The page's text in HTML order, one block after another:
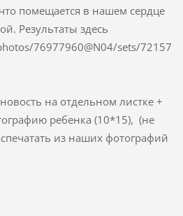
помещается в нашем сердце
Результаты здесь
76977960@N04/sets/72157
на отдельном листке +
ребенка (10*15), (не
из наших фотографий